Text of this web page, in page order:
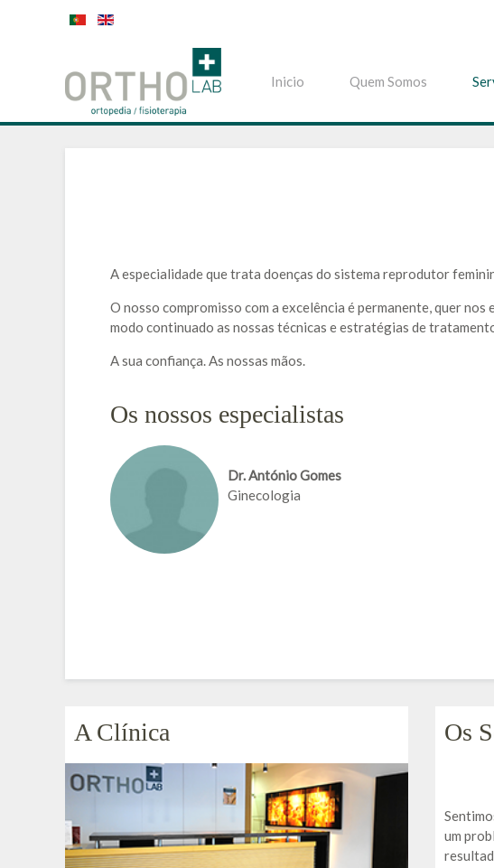
Inicio Quem Somos
A especialidade que trata doenças do sistema reprodutor
O nosso compromisso com a excelência é permanente, quer
modo continuado as nossas técnicas e estratégias de
A sua confiança. As nossas mãos.
Os nossos especialistas
Dr. António Gomes
Ginecologia
A Clínica Os
um